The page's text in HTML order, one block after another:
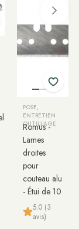
POSE,
ENTRETIEN
OUTILLAGE
Romus -
Lames
droites
pour
couteau alu
- Étui de 10
5.0 (3
avis)